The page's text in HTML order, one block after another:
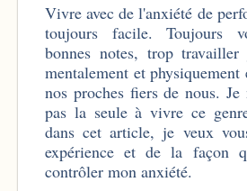
Vivre avec de l'anxiété de
toujours facile. Toujours
bonnes notes, trop travailler
mentalement et
nos proches fiers de nous. Je
pas la seule à vivre ce
dans cet article, je veux
expérience et de la façon
contrôler mon anxiété.